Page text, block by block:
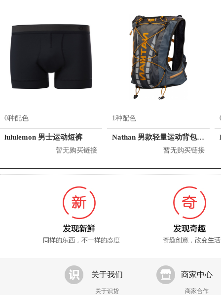
0种配色
lululemon 男士运动短裤
暂无购买链接
1种配色
Nathan 男款轻量运动背包 4532
暂无购买链接
关于我们
关于识货
商家中心
商家合作